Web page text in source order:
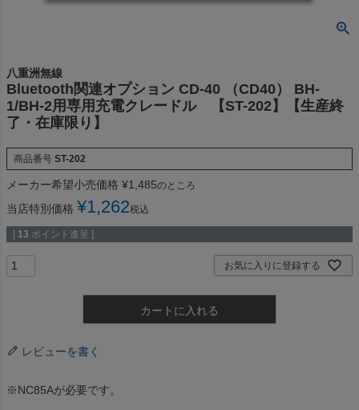
八重洲無線
Bluetooth関連オプション CD-40 （CD40） BH-
1/BH-2用専用充電クレードル 【ST-202】【生産終
了・在庫限り】
商品番号 ST-202
メーカー希望小売価格 ¥1,485のところ
当店特別価格 ¥1,262税込
[ 13 ポイント進呈 ]
お気に入りに登録する
カートに入れる
レビューを書く
※NC85Aが必要です。